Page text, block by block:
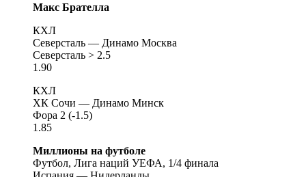
Макс Брателла
КХЛ
Северсталь — Динамо Москва
Северсталь > 2.5
1.90
КХЛ
ХК Сочи — Динамо Минск
Фора 2 (-1.5)
1.85
Миллионы на футболе
Футбол, Лига наций УЕФА, 1/4 финала